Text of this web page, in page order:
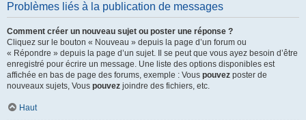
Problèmes liés à la publication de messages
Comment créer un nouveau sujet ou poster une réponse ?
Cliquez sur le bouton « Nouveau » depuis la page d’un forum ou
« Répondre » depuis la page d’un sujet. Il se peut que vous ayez besoin d’être
enregistré pour écrire un message. Une liste des options disponibles est
affichée en bas de page des forums, exemple : Vous pouvez poster de
nouveaux sujets, Vous pouvez joindre des fichiers, etc.
Haut